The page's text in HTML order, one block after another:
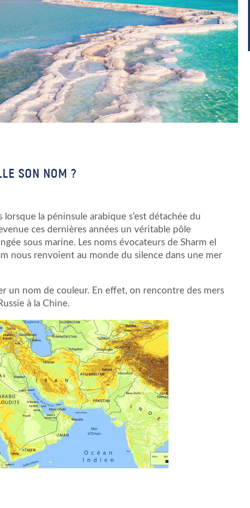
SON NOM ?
lorsque la péninsule arabique s’est détachée du
ces dernières années un véritable pôle
sous marine. Les noms évocateurs de Sharm el
nous renvoient au monde du silence dans une mer
un nom de couleur. En effet, on rencontre des mers
à la Chine.